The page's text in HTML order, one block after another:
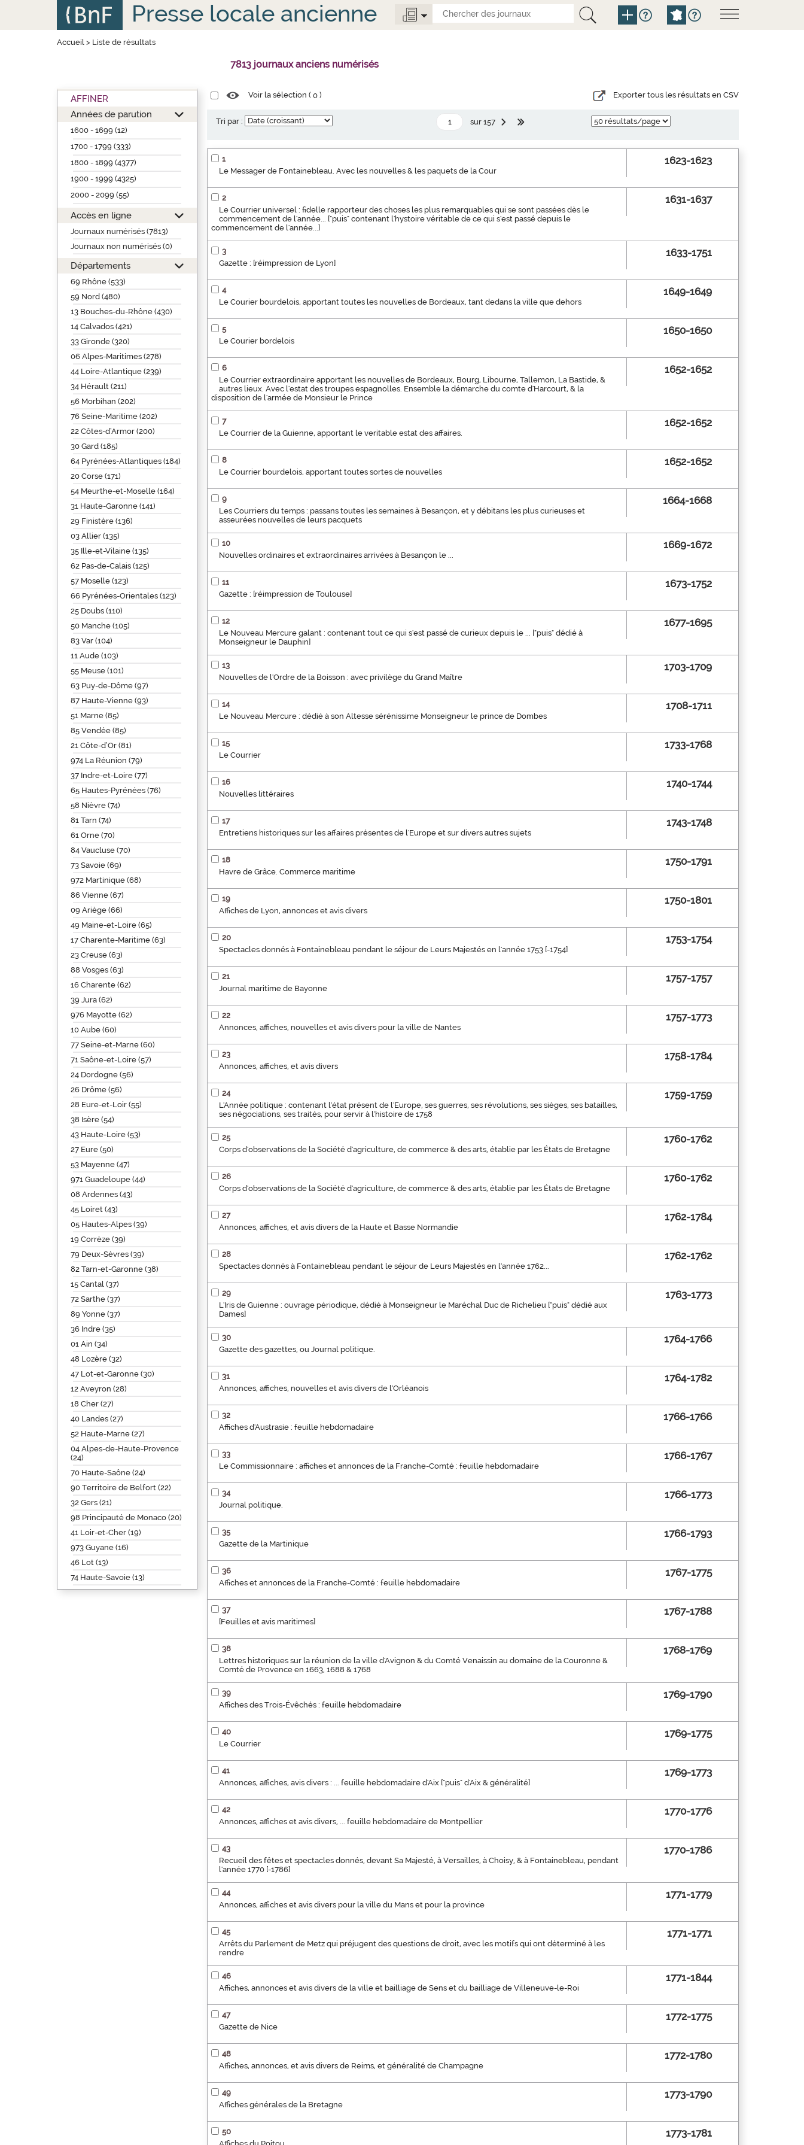
Presse locale ancienne
Accueil> Liste de résultats
7813 journaux anciens numérisés
AFFINER
Années de parution
1600 - 1699 (12)
1700 - 1799 (333)
1800 - 1899 (4377)
1900 - 1999 (4325)
2000 - 2099 (55)
Accès en ligne
Journaux numérisés (7813)
Journaux non numérisés (0)
Départements
69 Rhône (533)
59 Nord (480)
13 Bouches-du-Rhône (430)
14 Calvados (421)
33 Gironde (320)
06 Alpes-Maritimes (278)
44 Loire-Atlantique (239)
34 Hérault (211)
56 Morbihan (202)
76 Seine-Maritime (202)
22 Côtes-d’Armor (200)
30 Gard (185)
64 Pyrénées-Atlantiques (184)
20 Corse (171)
54 Meurthe-et-Moselle (164)
31 Haute-Garonne (141)
29 Finistère (136)
03 Allier (135)
35 Ille-et-Vilaine (135)
62 Pas-de-Calais (125)
57 Moselle (123)
66 Pyrénées-Orientales (123)
25 Doubs (110)
50 Manche (105)
83 Var (104)
11 Aude (103)
55 Meuse (101)
63 Puy-de-Dôme (97)
87 Haute-Vienne (93)
51 Marne (85)
85 Vendée (85)
21 Côte-d’Or (81)
974 La Réunion (79)
37 Indre-et-Loire (77)
65 Hautes-Pyrénées (76)
58 Nièvre (74)
81 Tarn (74)
61 Orne (70)
84 Vaucluse (70)
73 Savoie (69)
972 Martinique (68)
86 Vienne (67)
09 Ariège (66)
49 Maine-et-Loire (65)
17 Charente-Maritime (63)
23 Creuse (63)
88 Vosges (63)
16 Charente (62)
39 Jura (62)
976 Mayotte (62)
10 Aube (60)
77 Seine-et-Marne (60)
71 Saône-et-Loire (57)
24 Dordogne (56)
26 Drôme (56)
28 Eure-et-Loir (55)
38 Isère (54)
43 Haute-Loire (53)
27 Eure (50)
53 Mayenne (47)
971 Guadeloupe (44)
08 Ardennes (43)
45 Loiret (43)
05 Hautes-Alpes (39)
19 Corrèze (39)
79 Deux-Sèvres (39)
82 Tarn-et-Garonne (38)
15 Cantal (37)
72 Sarthe (37)
89 Yonne (37)
36 Indre (35)
01 Ain (34)
48 Lozère (32)
47 Lot-et-Garonne (30)
12 Aveyron (28)
18 Cher (27)
40 Landes (27)
52 Haute-Marne (27)
04 Alpes-de-Haute-Provence
(24)
70 Haute-Saône (24)
90 Territoire de Belfort (22)
32 Gers (21)
98 Principauté de Monaco (20)
41 Loir-et-Cher (19)
973 Guyane (16)
46 Lot (13)
74 Haute-Savoie (13)
Voir la sélection (0 ) Exporter tous les résultats en CSV
Tri par : sur 157
1
Le Messager de Fontainebleau. Avec les nouvelles & les paquets de la Cour
1623-1623
2
Le Courrier universel : fidelle rapporteur des choses les plus remarquables qui se sont passées dès le
commencement de l'année... ["puis" contenant l'hystoire véritable de ce qui s'est passé depuis le
commencement de l'année...]
1631-1637
3
Gazette : [réimpression de Lyon]
1633-1751
4
Le Courier bourdelois, apportant toutes les nouvelles de Bordeaux, tant dedans la ville que dehors
1649-1649
5
Le Courier bordelois
1650-1650
6
Le Courrier extraordinaire apportant les nouvelles de Bordeaux, Bourg, Libourne, Tallemon, La Bastide, &
autres lieux. Avec l'estat des troupes espagnolles. Ensemble la démarche du comte d'Harcourt, & la
disposition de l'armée de Monsieur le Prince
1652-1652
7
Le Courrier de la Guienne, apportant le veritable estat des affaires.
1652-1652
8
Le Courrier bourdelois, apportant toutes sortes de nouvelles
1652-1652
9
Les Courriers du temps : passans toutes les semaines à Besançon, et y débitans les plus curieuses et
asseurées nouvelles de leurs pacquets
1664-1668
10
Nouvelles ordinaires et extraordinaires arrivées à Besançon le ...
1669-1672
11
Gazette : [réimpression de Toulouse]
1673-1752
12
Le Nouveau Mercure galant : contenant tout ce qui s'est passé de curieux depuis le ... ["puis" dédié à
Monseigneur le Dauphin]
1677-1695
13
Nouvelles de l'Ordre de la Boisson : avec privilège du Grand Maître
1703-1709
14
Le Nouveau Mercure : dédié à son Altesse sérénissime Monseigneur le prince de Dombes
1708-1711
15
Le Courrier
1733-1768
16
Nouvelles littéraires
1740-1744
17
Entretiens historiques sur les affaires présentes de l'Europe et sur divers autres sujets
1743-1748
18
Havre de Grâce. Commerce maritime
1750-1791
19
Affiches de Lyon, annonces et avis divers
1750-1801
20
Spectacles donnés à Fontainebleau pendant le séjour de Leurs Majestés en l'année 1753 [-1754]
1753-1754
21
Journal maritime de Bayonne
1757-1757
22
Annonces, affiches, nouvelles et avis divers pour la ville de Nantes
1757-1773
23
Annonces, affiches, et avis divers
1758-1784
24
L'Année politique : contenant l'état présent de l'Europe, ses guerres, ses révolutions, ses sièges, ses batailles,
ses négociations, ses traités, pour servir à l'histoire de 1758
1759-1759
25
Corps d'observations de la Société d'agriculture, de commerce & des arts, établie par les États de Bretagne
1760-1762
26
Corps d'observations de la Société d'agriculture, de commerce & des arts, établie par les États de Bretagne
1760-1762
27
Annonces, affiches, et avis divers de la Haute et Basse Normandie
1762-1784
28
Spectacles donnés à Fontainebleau pendant le séjour de Leurs Majestés en l'année 1762...
1762-1762
29
L'Iris de Guienne : ouvrage périodique, dédié à Monseigneur le Maréchal Duc de Richelieu ["puis" dédié aux
Dames]
1763-1773
30
Gazette des gazettes, ou Journal politique.
1764-1766
31
Annonces, affiches, nouvelles et avis divers de l'Orléanois
1764-1782
32
Affiches d'Austrasie : feuille hebdomadaire
1766-1766
33
Le Commissionnaire : affiches et annonces de la Franche-Comté : feuille hebdomadaire
1766-1767
34
Journal politique.
1766-1773
35
Gazette de la Martinique
1766-1793
36
Affiches et annonces de la Franche-Comté : feuille hebdomadaire
1767-1775
37
[Feuilles et avis maritimes]
1767-1788
38
Lettres historiques sur la réunion de la ville d'Avignon & du Comté Venaissin au domaine de la Couronne &
Comté de Provence en 1663, 1688 & 1768
1768-1769
39
Affiches des Trois-Évêchés : feuille hebdomadaire
1769-1790
40
Le Courrier
1769-1775
41
Annonces, affiches, avis divers : ... feuille hebdomadaire d'Aix ["puis" d'Aix & généralité]
1769-1773
42
Annonces, affiches et avis divers, ... feuille hebdomadaire de Montpellier
1770-1776
43
Recueil des fêtes et spectacles donnés, devant Sa Majesté, à Versailles, à Choisy, & à Fontainebleau, pendant
l'année 1770 [-1786]
1770-1786
44
Annonces, affiches et avis divers pour la ville du Mans et pour la province
1771-1779
45
Arrêts du Parlement de Metz qui préjugent des questions de droit, avec les motifs qui ont déterminé à les
rendre
1771-1771
46
Affiches, annonces et avis divers de la ville et bailliage de Sens et du bailliage de Villeneuve-le-Roi
1771-1844
47
Gazette de Nice
1772-1775
48
Affiches, annonces, et avis divers de Reims, et généralité de Champagne
1772-1780
49
Affiches générales de la Bretagne
1773-1790
50
1773-1781
Panneau de gestion des cookies